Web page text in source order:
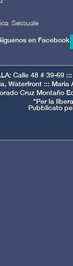
Sessuale
en Facebook
Calle 48 # 39-69
Waterfront :::
Cruz Montaño
"Per la
Pubblicato